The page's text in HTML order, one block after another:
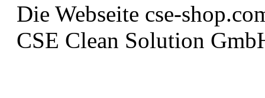
Die Webseite cse-
CSE Clean Solution